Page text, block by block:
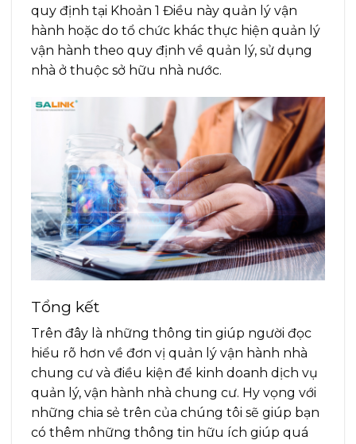
quy định tại Khoản 1 Điều này quản lý vận
hành hoặc do tổ chức khác thực hiện quản lý
vận hành theo quy định về quản lý, sử dụng
nhà ở thuộc sở hữu nhà nước.
Tổng kết
Trên đây là những thông tin giúp người đọc
hiểu rõ hơn về đơn vị quản lý vận hành nhà
chung cư và điều kiện để kinh doanh dịch vụ
quản lý, vận hành nhà chung cư. Hy vọng với
những chia sẻ trên của chúng tôi sẽ giúp bạn
có thêm những thông tin hữu ích giúp quá